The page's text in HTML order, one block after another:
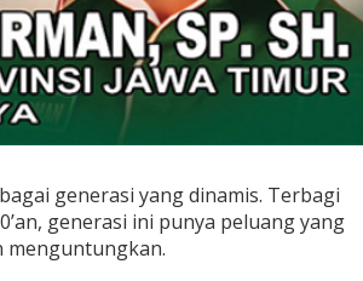
generasi yang dinamis. Terbagi
generasi ini punya peluang yang
menguntungkan.